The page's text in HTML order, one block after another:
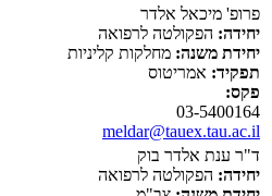
פרופ' מיכאל אלדר
יחידה: הפקולטה לרפואה
יחידת משנה: מחלקות קליניות
תפקיד: אמריטוס
פקס:
03-5400164
meldar@tauex.tau.ac.il
ד"ר ענת אלדר בוק
יחידה: הפקולטה לרפואה